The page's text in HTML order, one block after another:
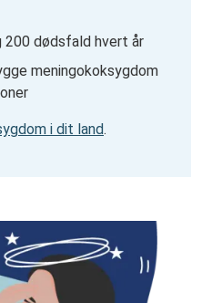
dødsfald hvert år
meningokoksygdom
i dit land.